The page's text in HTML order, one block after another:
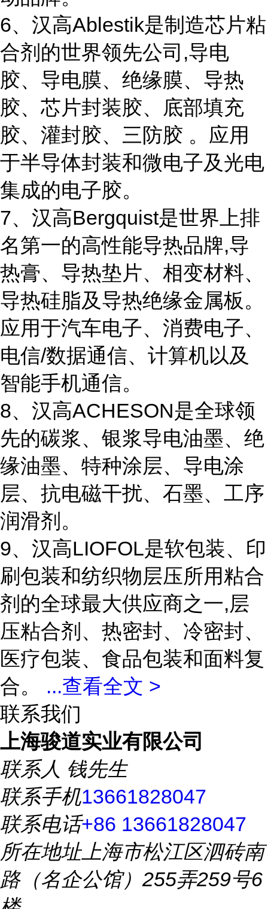
6、汉高Ablestik是制造芯片粘
合剂的世界领先公司,导电
胶、导电膜、绝缘膜、导热
胶、芯片封装胶、底部填充
胶、灌封胶、三防胶 。应用
于半导体封装和微电子及光电
集成的电子胶。
7、汉高Bergquist是世界上排
名第一的高性能导热品牌,导
热膏、导热垫片、相变材料、
导热硅脂及导热绝缘金属板。
应用于汽车电子、消费电子、
电信/数据通信、计算机以及
智能手机通信。
8、汉高ACHESON是全球领
先的碳浆、银浆导电油墨、绝
缘油墨、特种涂层、导电涂
层、抗电磁干扰、石墨、工序
润滑剂。
9、汉高LIOFOL是软包装、印
刷包装和纺织物层压所用粘合
剂的全球最大供应商之一,层
压粘合剂、热密封、冷密封、
医疗包装、食品包装和面料复
合。 ...查看全文 >
联系我们
上海骏道实业有限公司
联系人 钱先生
联系手机13661828047
联系电话+86 13661828047
所在地址上海市松江区泗砖南
路（名企公馆）255弄259号6